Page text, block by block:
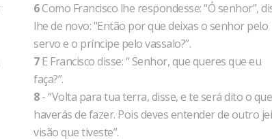
6Como Francisco lhe respondesse: “Ó senhor”,
lhe de novo: "Então por que deixas o senhor pelo
servo e o príncipe pelo vassalo?”.
7E Francisco disse: “ Senhor, que queres que eu
faça?”.
8- “Volta para tua terra, disse, e te será dito o que
haverás de fazer. Pois deves entender de outro
visão que tiveste”.